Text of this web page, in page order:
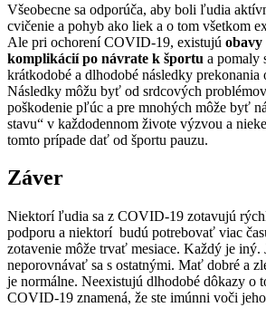
Všeobecne sa odporúča, aby boli ľudia
cvičenie a pohyb ako liek a o tom všetkom
Ale pri ochorení COVID-19, existujú obavy
komplikácií po návrate k športu a pomaly
krátkodobé a dlhodobé následky
Následky môžu byť od srdcových
poškodenie pľúc a pre mnohých môže byť
stavu“ v každodennom živote výzvou a
tomto prípade dať od športu pauzu.
Záver
Niektorí ľudia sa z COVID-19 zotavujú
podporu a niektorí budú potrebovať viac
zotavenie môže trvať mesiace. Každý je iný.
neporovnávať sa s ostatnými. Mať dobré a
je normálne. Neexistujú dlhodobé dôkazy o
COVID-19 znamená, že ste imúnni voči